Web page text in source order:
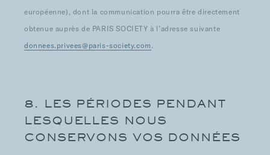
européenne), dont la communication pourra être directement
obtenue auprès de PARIS SOCIETY à l’adresse suivante
donnees.privees@paris-society.com .
8. LES PÉRIODES PENDANT
LESQUELLES NOUS
CONSERVONS VOS DONNÉES